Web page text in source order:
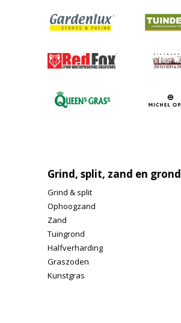
Grind, split, zand en grond
Grind & split
Ophoogzand
Zand
Tuingrond
Halfverharding
Graszoden
Kunstgras